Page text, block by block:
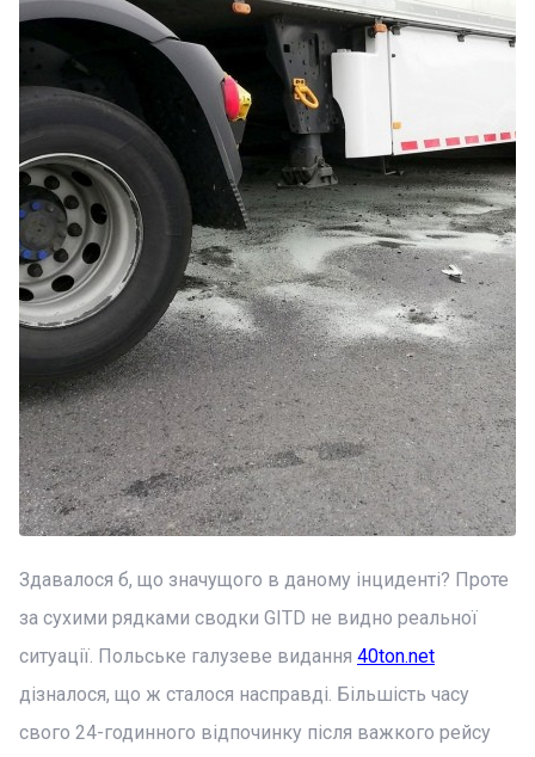
Здавалося б, що значущого в даному інциденті? Проте
за сухими рядками сводки GITD не видно реальної
ситуації. Польське галузеве видання 40ton.net
дізналося, що ж сталося насправді. Більшість часу
свого 24-годинного відпочинку після важкого рейсу